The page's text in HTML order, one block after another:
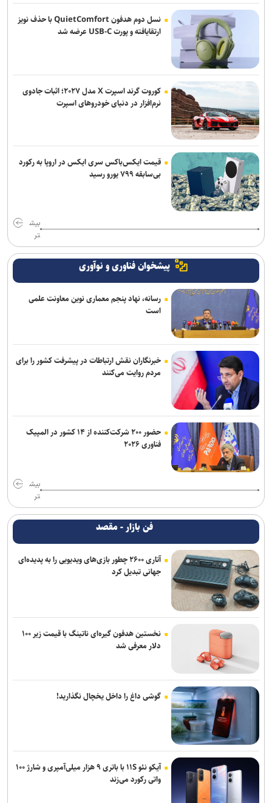
نسل دوم هدفون QuietComfort با حذف نویز
ارتقایافته و پورت USB-C عرضه شد
کوروت گرند اسپرت X مدل ۲۰۲۷؛ اثبات جادوی
نرم‌افزار در دنیای خودروهای اسپرت
قیمت ایکس‌باکس سری ایکس در اروپا به رکورد
بی‌سابقه ۷۹۹ یورو رسید
بیش
تر
پیشخوان فناوری و نوآوری
رسانه، نهاد پنجم معماری نوین معاونت علمی
است
خبرنگاران نقش ارتباطات در پیشرفت کشور را برای
مردم روایت می‌کنند
حضور ۲۰۰ شرکت‌کننده از ۱۴ کشور در المپیک
فناوری ۲۰۲۶
بیش
تر
فن بازار - مقصد
آتاری ۲۶۰۰ چطور بازی‌های ویدیویی را به پدیده‌ای
جهانی تبدیل کرد
نخستین هدفون گیره‌ای ناتینگ با قیمت زیر ۱۰۰
دلار معرفی شد
گوشی داغ را داخل یخچال نگذارید!
آیکو نئو ۱۱S با باتری ۹ هزار میلی‌آمپری و شارژ ۱۰۰
واتی رکورد می‌زند